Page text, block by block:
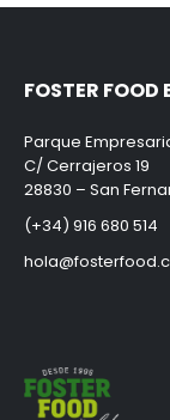
FOSTER FOOD
Parque
C/ Cerrajeros 19
28830 – San
(+34) 916 680 514